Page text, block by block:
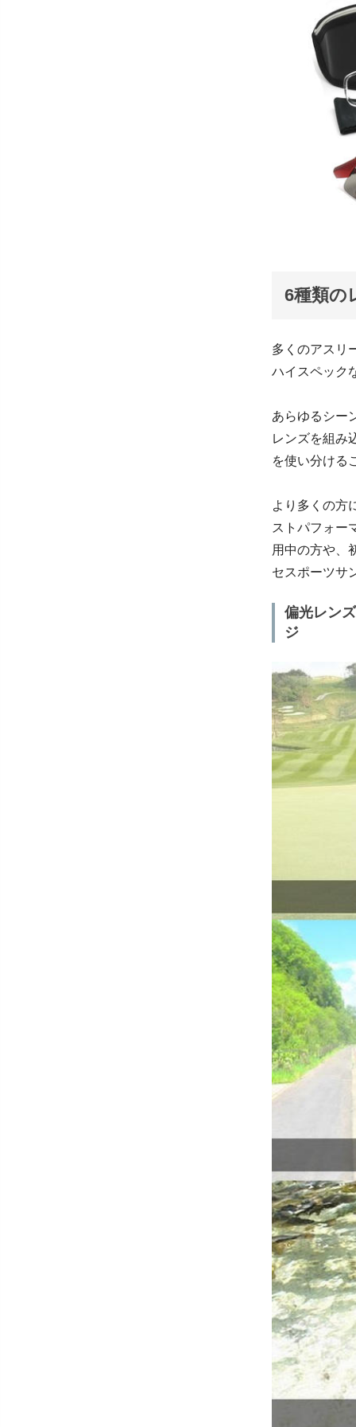
6種類の
多くのアスリ
ハイスペック
あらゆるシー
レンズを組み
を使い分ける
より多くの方
ストパフォー
用中の方や、
セスポーツサ
偏光レン
ジ